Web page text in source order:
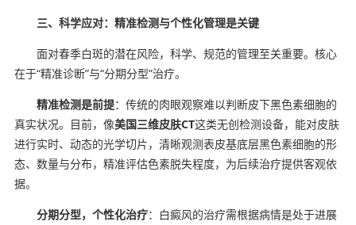
三、科学应对：精准检测与个性化管理是关键
面对春季白斑的潜在风险，科学、规范的管理至关重要。核心
在于“精准诊断”与“分期分型”治疗。
精准检测是前提：传统的肉眼观察难以判断皮下黑色素细胞的
真实状况。目前，像美国三维皮肤CT这类无创检测设备，能对皮肤
进行实时、动态的光学切片，清晰观测表皮基底层黑色素细胞的形
态、数量与分布，精准评估色素脱失程度，为后续治疗提供客观依
据。
分期分型，个性化治疗：白癜风的治疗需根据病情是处于进展